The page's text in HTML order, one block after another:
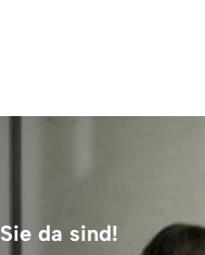
da sind!